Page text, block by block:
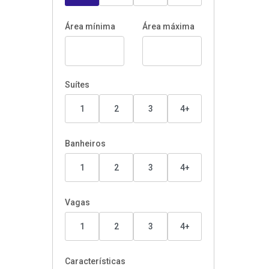
Área mínima Área máxima
Suítes
1 2 3 4+
Banheiros
1 2 3 4+
Vagas
1 2 3 4+
Características